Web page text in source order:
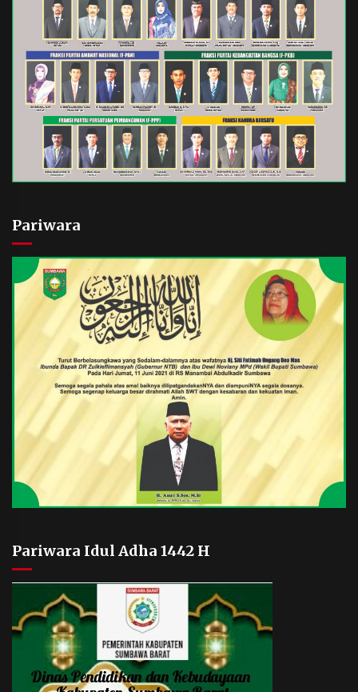
Pariwara
Pariwara Idul Adha 1442 H